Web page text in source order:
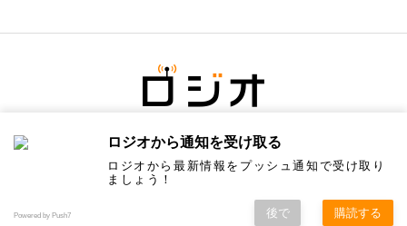
Copyright © ロジオ／地元の情報にちょっと塩をひとつまみ. All Rights Reserved.
ロジオから通知を受け取る
ロジオから最新情報をプッシュ通知で受け取り
ましょう！
Powered by Push7 後で 購読する